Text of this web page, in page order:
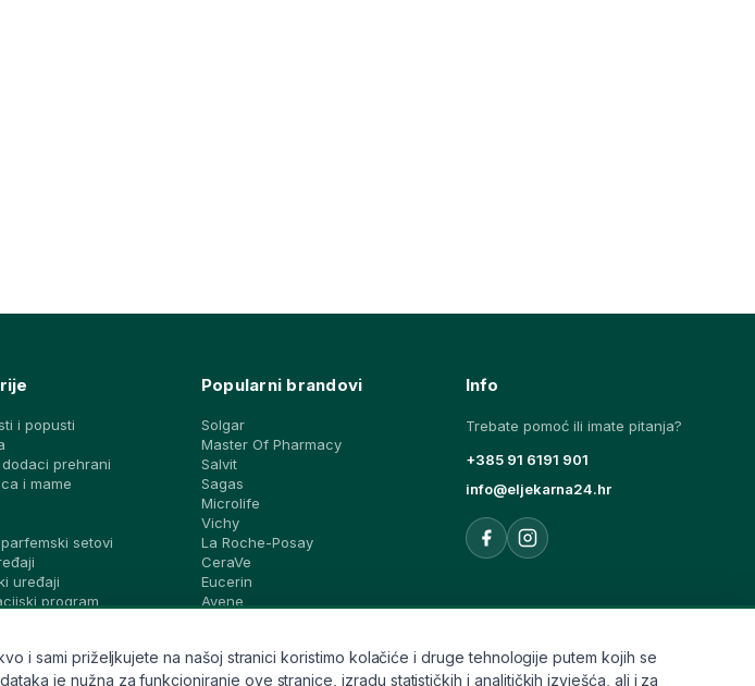
i popusti
prehrani
i mame
setovi
uređaji
program
Popularni brandovi
Solgar
Master Of Pharmacy
Salvit
Sagas
Microlife
Vichy
La Roche-Posay
CeraVe
Eucerin
Avene
Info
Trebate pomoć ili imate pitanja?
+385 91 6191 901
info@eljekarna24.hr
i sami priželjkujete na našoj stranici koristimo kolačiće i druge tehnologije putem kojih se
je nužna za funkcioniranje ove stranice, izradu statističkih i analitičkih izvješća, ali i za